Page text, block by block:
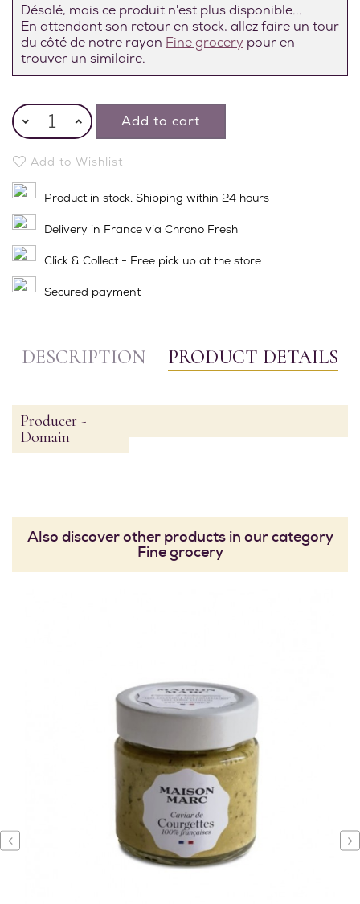
Désolé, mais ce produit n'est plus disponible...
En attendant son retour en stock, allez faire un tour
du côté de notre rayon Fine grocery pour en
trouver un similaire.
Add to cart
Add to Wishlist
Product in stock. Shipping within 24 hours
Delivery in France via Chrono Fresh
Click & Collect - Free pick up at the store
Secured payment
DESCRIPTION PRODUCT DETAILS
Producer -
Domain
Also discover other products in our category
Fine grocery